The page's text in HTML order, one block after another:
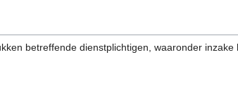
betreffende dienstplichtigen, waaronder